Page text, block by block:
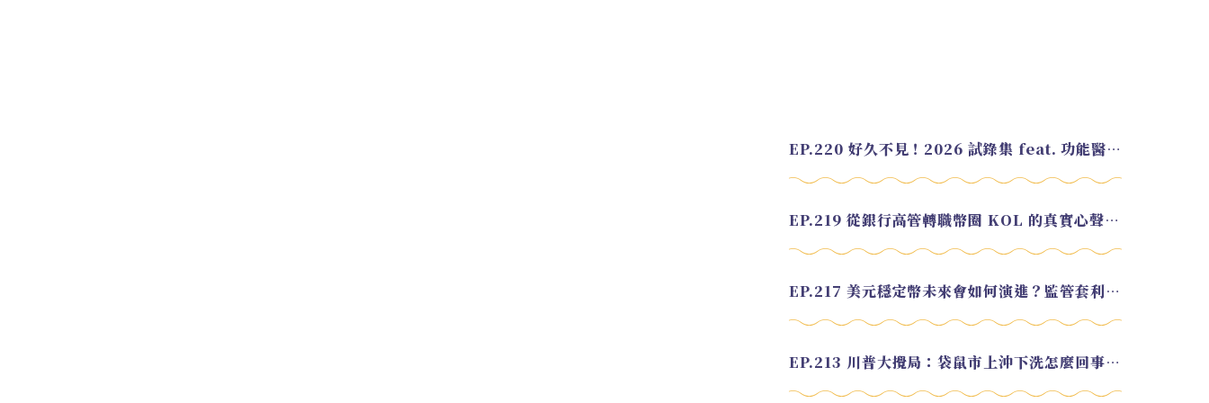
EP.220 好久不見！2026 試錄集 feat. 功能醫學營養師 美寶
EP.219 從銀行高管轉職幣圈 KOL 的真實心聲 feat.龜大
EP.217 美元穩定幣未來會如何演進？監管套利終將收斂？feat. 研究員 余哲安
EP.213 川普大攪局：袋鼠市上沖下洗怎麼回事？feat. Alvin